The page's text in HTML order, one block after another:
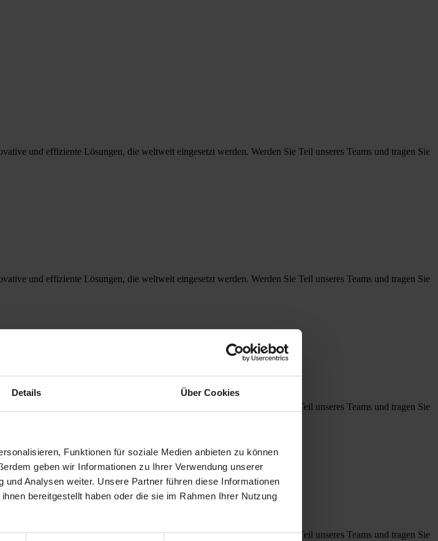
Details Über Cookies
Funktionen für soziale Medien anbieten zu können
geben wir Informationen zu Ihrer Verwendung unserer
Analysen weiter. Unsere Partner führen diese Informationen
bereitgestellt haben oder die sie im Rahmen Ihrer Nutzung
und effiziente Lösungen, die weltweit eingesetzt werden. Werden Sie Teil unseres Teams und tragen Sie
und effiziente Lösungen, die weltweit eingesetzt werden. Werden Sie Teil unseres Teams und tragen Sie
und effiziente Lösungen, die weltweit eingesetzt werden. Werden Sie Teil unseres Teams und tragen Sie
und effiziente Lösungen, die weltweit eingesetzt werden. Werden Sie Teil unseres Teams und tragen Sie